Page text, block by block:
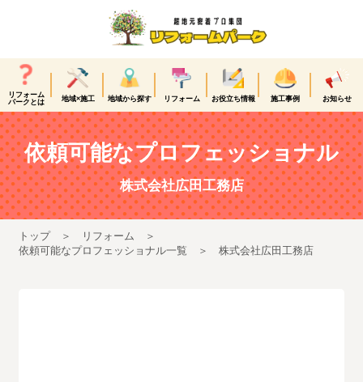
リフォーム
パークとは
地域×施工 地域から探す リフォーム お役立ち情報 施工事例 お知らせ
依頼可能なプロフェッショナル
株式会社広田工務店
トップ
リフォーム
依頼可能なプロフェッショナル一覧
株式会社広田工務店